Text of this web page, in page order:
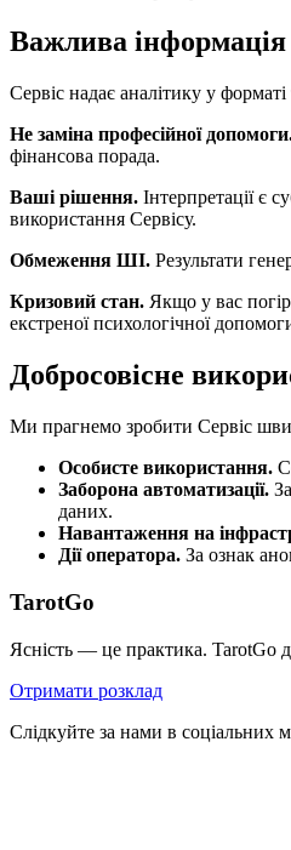
Важлива інформація
Сервіс надає аналітику у
Не заміна професійної
фінансова порада.
Ваші рішення. Інтерпретації є
використання Сервісу.
Обмеження ШІ. Результати
Кризовий стан. Якщо у вас
екстреної психологічної
Добросовісне
Ми прагнемо зробити Сервіс
Особисте використання.
Заборона автоматизації.
даних.
Навантаження на
Дії оператора. За ознак
TarotGo
Ясність — це практика. TarotGo
Отримати розклад
Слідкуйте за нами в соціальних